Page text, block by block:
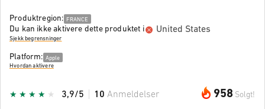
Produktregion: FRANCE
Du kan ikke aktivere dette produktet i United States
Sjekk begrensninger
Platform: Apple
Hvordan aktivere
958 Solgt!
3,9/5 10 Anmeldelser